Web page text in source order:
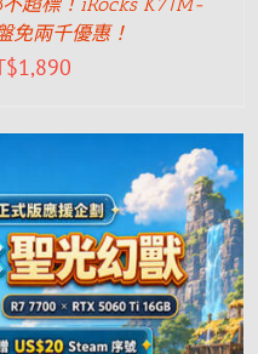
超標！iRocks K71M-
免兩千優惠！
1,890